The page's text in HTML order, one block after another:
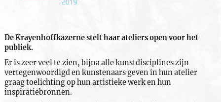
De Krayenhoffkazerne stelt haar ateliers open voor het
publiek.
Er is zeer veel te zien, bijna alle kunstdisciplines zijn
vertegenwoordigd en kunstenaars geven in hun atelier
graag toelichting op hun artistieke werk en hun
inspiratiebronnen.